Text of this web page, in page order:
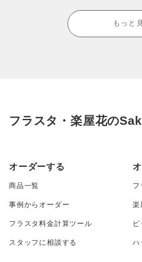
もっと
フラスタ・楽屋花の
オーダーする
商品一覧
事例からオーダー
フラスタ料金計算ツール
スタッフに相談する
フ
楽
ハ